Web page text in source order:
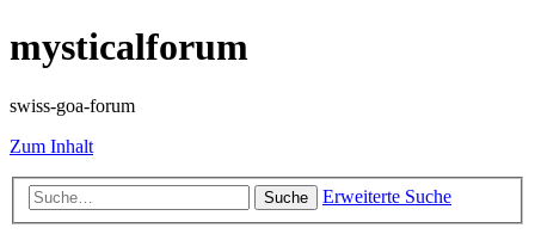
mysticalforum
swiss-goa-forum
Zum Inhalt
Suche Erweiterte Suche